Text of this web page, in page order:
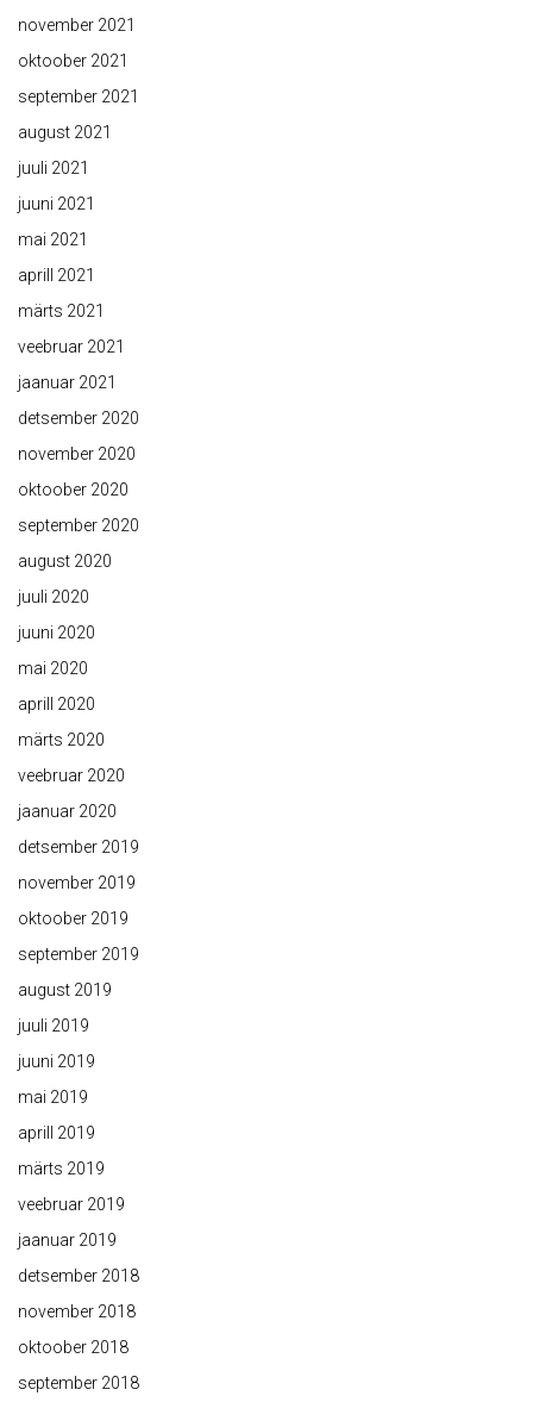
november 2021
oktoober 2021
september 2021
august 2021
juuli 2021
juuni 2021
mai 2021
aprill 2021
märts 2021
veebruar 2021
jaanuar 2021
detsember 2020
november 2020
oktoober 2020
september 2020
august 2020
juuli 2020
juuni 2020
mai 2020
aprill 2020
märts 2020
veebruar 2020
jaanuar 2020
detsember 2019
november 2019
oktoober 2019
september 2019
august 2019
juuli 2019
juuni 2019
mai 2019
aprill 2019
märts 2019
veebruar 2019
jaanuar 2019
detsember 2018
november 2018
oktoober 2018
september 2018